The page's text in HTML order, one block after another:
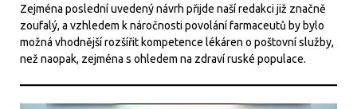
Zejména poslední uvedený návrh přijde naší redakci již značně
zoufalý, a vzhledem k náročnosti povolání farmaceutů by bylo
možná vhodnější rozšířit kompetence lékáren o poštovní služby,
než naopak, zejména s ohledem na zdraví ruské populace.